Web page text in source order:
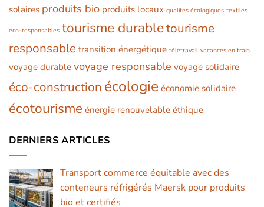
solaires produits bio produits locaux qualités écologiques textiles
éco-responsables tourisme durabletourisme
responsable transition énergétique télétravail vacances en train
voyage durable voyage responsable voyage solidaire
éco-construction écologie économie solidaire
écotourisme énergie renouvelable éthique
DERNIERS ARTICLES
Transport commerce équitable avec des
conteneurs réfrigérés Maersk pour produits
bio et certifiés